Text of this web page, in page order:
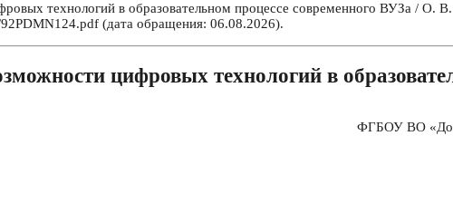
технологий в образовательном процессе современного ВУЗа /
(дата обращения: 06.08.2026).
цифровых технологий в
ФГБОУ ВО